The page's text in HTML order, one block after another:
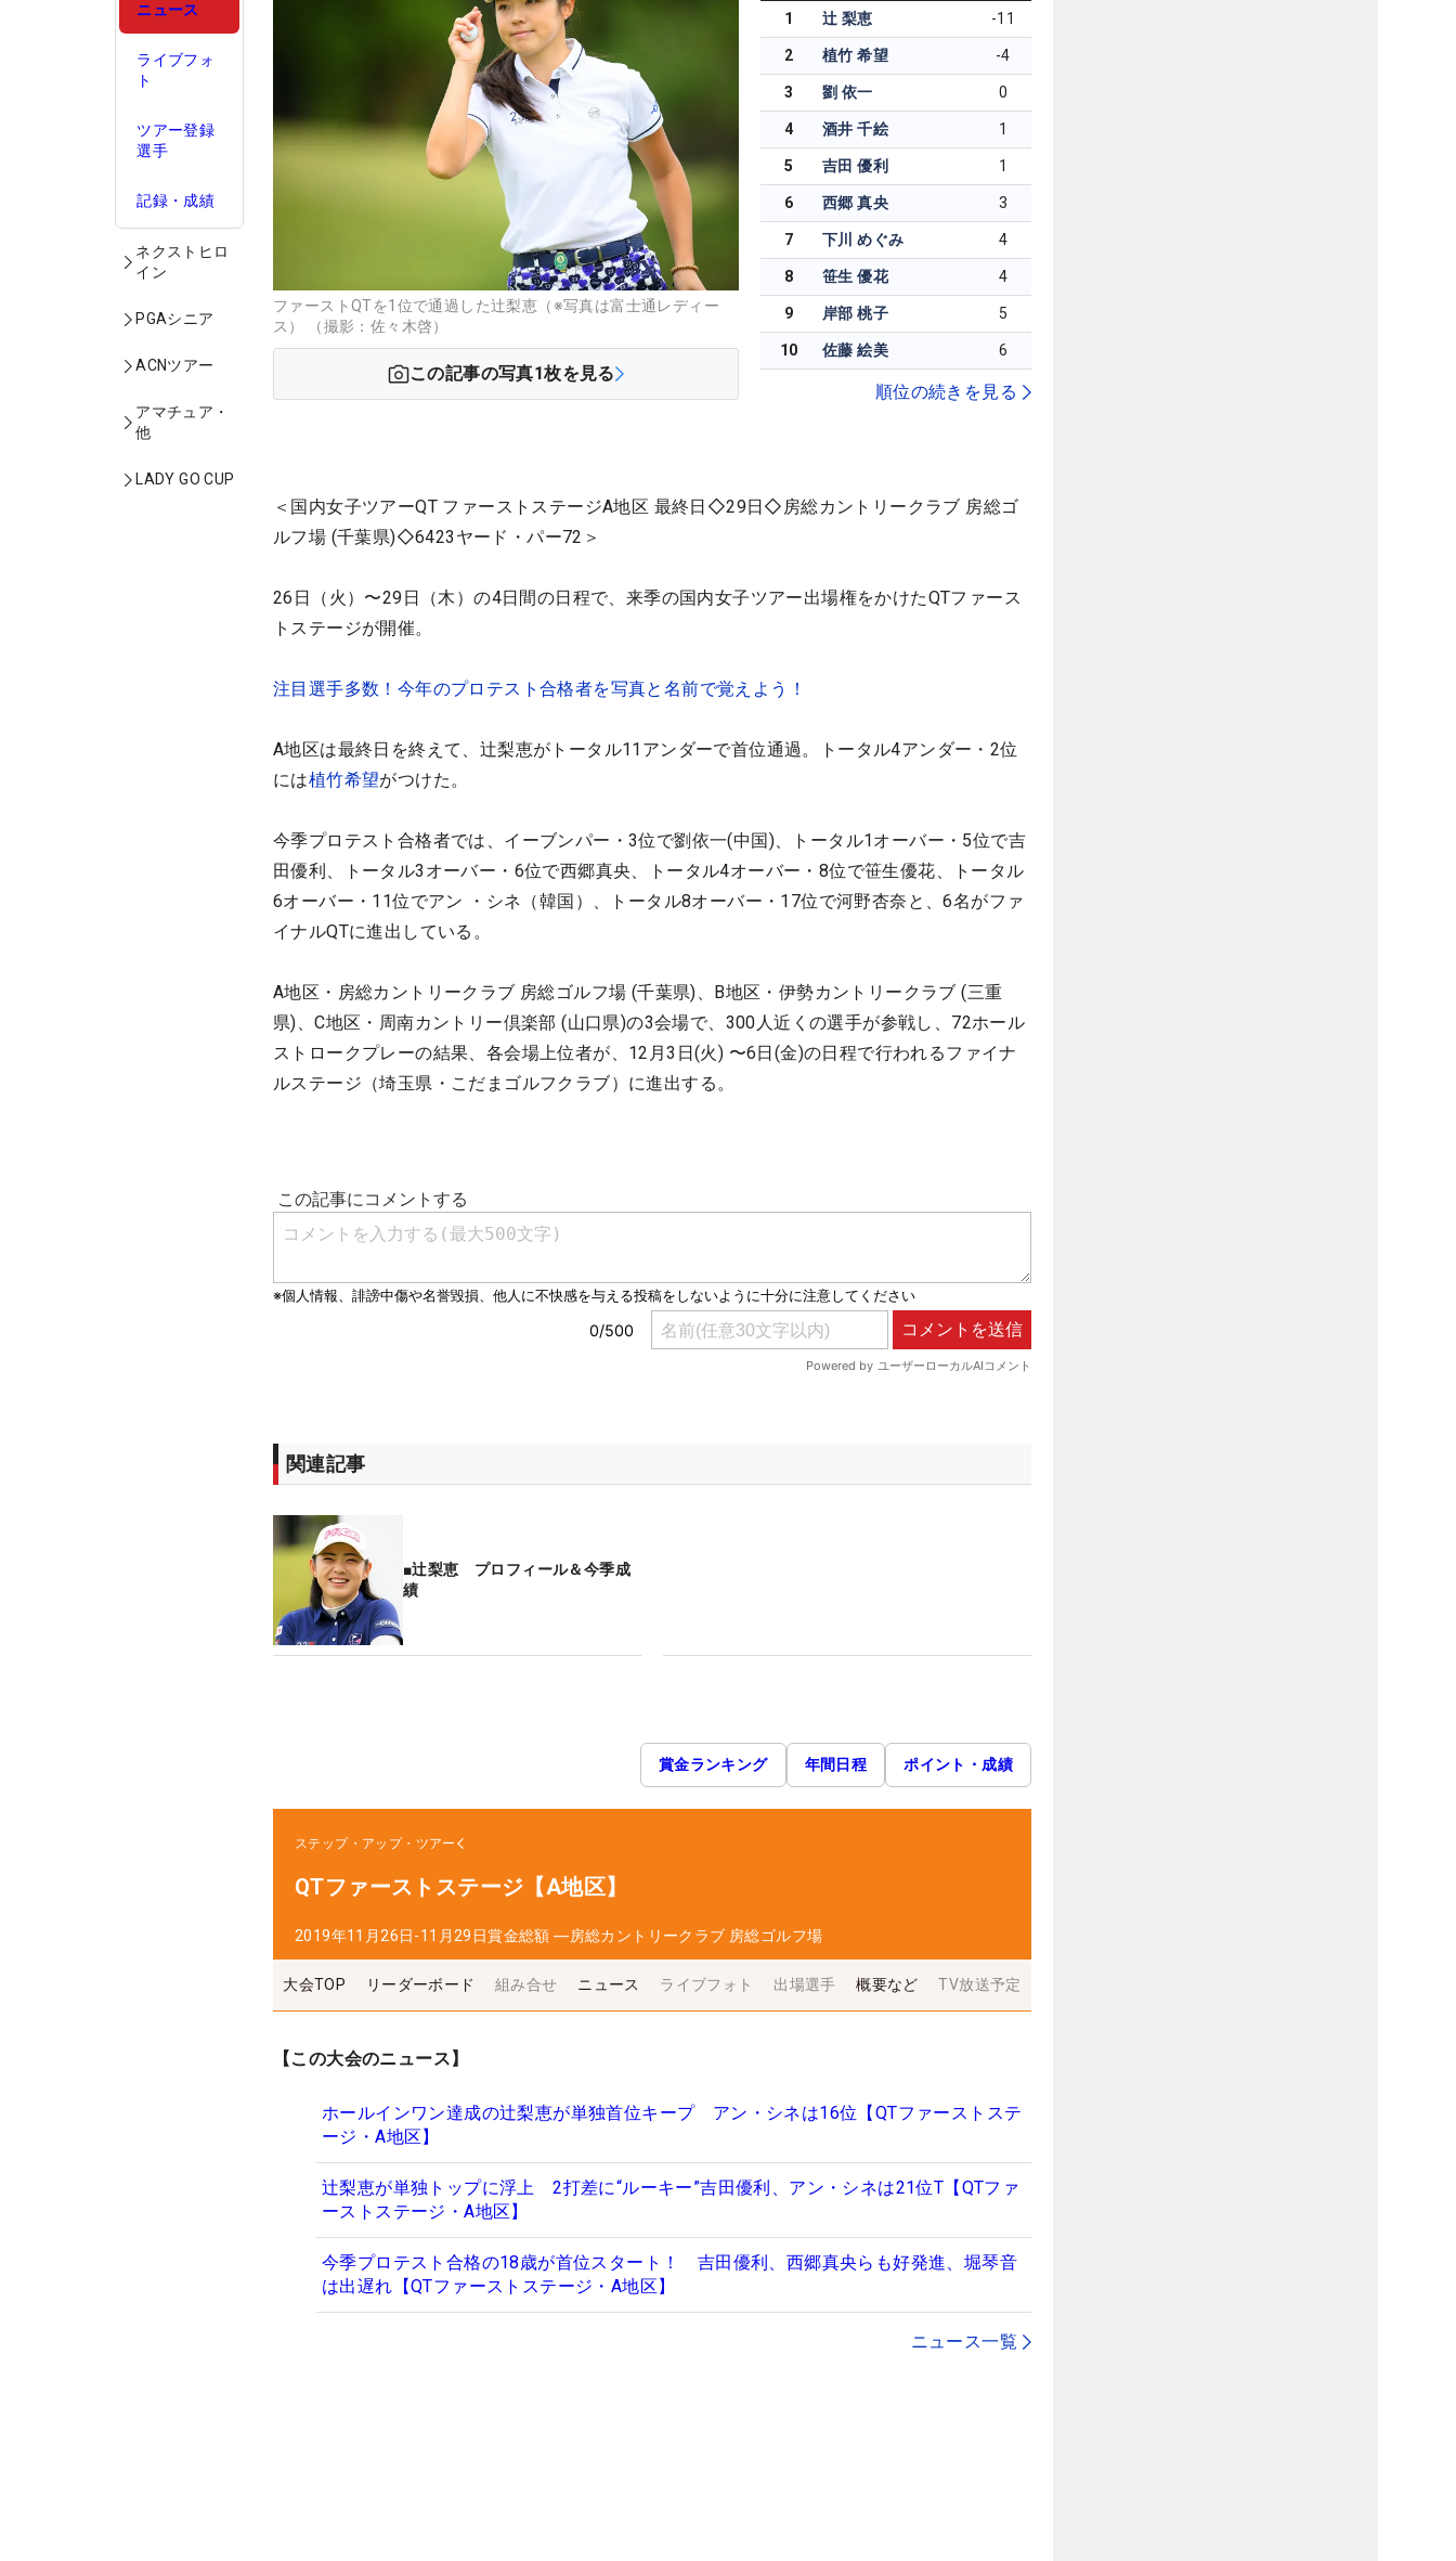
ニュース
ライブフォ
ト
ツアー登録
選手
記録・成績
ネクストヒロ
イン
PGAシニア
ACNツアー
アマチュア・
他
LADY GO CUP
ファーストQTを1位で通過した辻梨恵（※写真は富士通レディー
ス） （撮影：佐々木啓）
この記事の写真1枚を見る
1 辻 梨恵 -11
2 植竹 希望 -4
3 劉 依一 0
4 酒井 千絵 1
5 吉田 優利 1
6 西郷 真央 3
7 下川 めぐみ 4
8 笹生 優花 4
9 岸部 桃子 5
10 佐藤 絵美 6
順位の続きを見る
＜国内女子ツアーQT ファーストステージA地区 最終日◇29日◇房総カントリークラブ 房総ゴ
ルフ場 (千葉県)◇6423ヤード・パー72＞
26日（火）〜29日（木）の4日間の日程で、来季の国内女子ツアー出場権をかけたQTファース
トステージが開催。
注目選手多数！今年のプロテスト合格者を写真と名前で覚えよう！
A地区は最終日を終えて、辻梨恵がトータル11アンダーで首位通過。トータル4アンダー・2位
には植竹希望がつけた。
今季プロテスト合格者では、イーブンパー・3位で劉依一(中国)、トータル1オーバー・5位で吉
田優利、トータル3オーバー・6位で西郷真央、トータル4オーバー・8位で笹生優花、トータル
6オーバー・11位でアン ・シネ（韓国）、トータル8オーバー・17位で河野杏奈と、6名がファ
イナルQTに進出している。
A地区・房総カントリークラブ 房総ゴルフ場 (千葉県)、B地区・伊勢カントリークラブ (三重
県)、C地区・周南カントリー倶楽部 (山口県)の3会場で、300人近くの選手が参戦し、72ホール
ストロークプレーの結果、各会場上位者が、12月3日(火) 〜6日(金)の日程で行われるファイナ
ルステージ（埼玉県・こだまゴルフクラブ）に進出する。
関連記事
■辻梨恵 プロフィール＆今季成
績
賞金ランキング 年間日程 ポイント・成績
ステップ・アップ・ツアー
QTファーストステージ【A地区】
2019年11月26日-11月29日賞金総額 ―房総カントリークラブ 房総ゴルフ場
大会TOP リーダーボード 組み合せ ニュース ライブフォト 出場選手 概要など TV放送予定
【この大会のニュース】
ホールインワン達成の辻梨恵が単独首位キープ アン・シネは16位【QTファーストステ
ージ・A地区】
辻梨恵が単独トップに浮上 2打差に“ルーキー”吉田優利、アン・シネは21位T【QTファ
ーストステージ・A地区】
今季プロテスト合格の18歳が首位スタート！ 吉田優利、西郷真央らも好発進、堀琴音
は出遅れ【QTファーストステージ・A地区】
ニュース一覧